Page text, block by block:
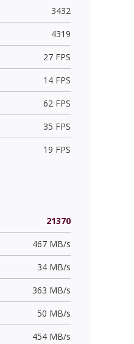
3432
4319
27 FPS
14 FPS
62 FPS
35 FPS
19 FPS
21370
467 MB/s
34 MB/s
363 MB/s
50 MB/s
454 MB/s